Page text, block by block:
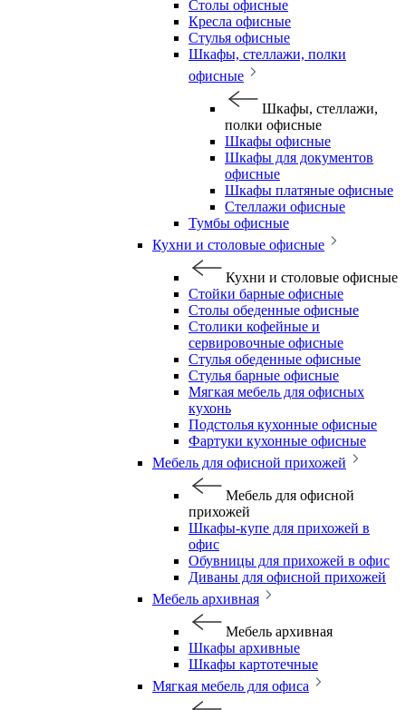
Столы офисные
Кресла офисные
Стулья офисные
Шкафы, стеллажи, полки
офисные
Шкафы, стеллажи,
полки офисные
Шкафы офисные
Шкафы для документов
офисные
Шкафы платяные офисные
Стеллажи офисные
Тумбы офисные
Кухни и столовые офисные
Кухни и столовые офисные
Стойки барные офисные
Столы обеденные офисные
Столики кофейные и
сервировочные офисные
Стулья обеденные офисные
Стулья барные офисные
Мягкая мебель для офисных
кухонь
Подстолья кухонные офисные
Фартуки кухонные офисные
Мебель для офисной прихожей
Мебель для офисной
прихожей
Шкафы-купе для прихожей в
офис
Обувницы для прихожей в офис
Диваны для офисной прихожей
Мебель архивная
Мебель архивная
Шкафы архивные
Шкафы картотечные
Мягкая мебель для офиса